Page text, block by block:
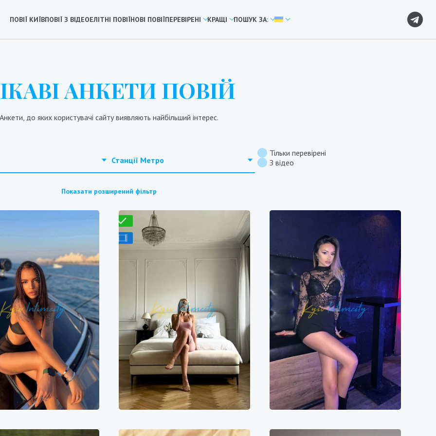
ПОВІЇ КИЇВПОВІЇ З ВІДЕОЕЛІТНІ ПОВІЇНОВІ ПОВІЇПЕРЕВІРЕНІ КРАЩІ ПОШУК ЗА:
АНКЕТИ ПОВІЙ
Анкети, до яких користувачі сайту виявляють найбільший інтерес.
Станції Метро
Тільки перевірені
З відео
Показати розширений фільтр